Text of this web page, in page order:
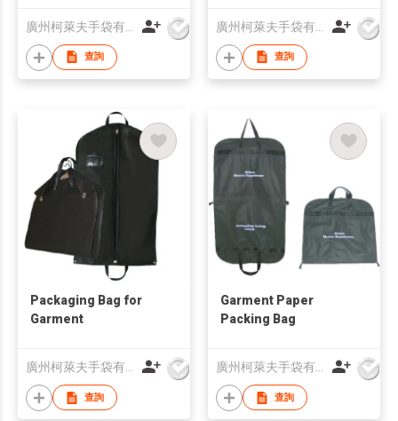
查詢 查詢
Packaging Bag for
Garment
查詢
Garment Paper
Packing Bag
查詢